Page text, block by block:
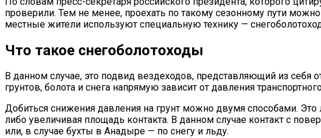
проверили. Тем не менее, проехать по такому сезонному пути
местные жители используют специальную технику —
Что такое снегоболотоходы
В данном случае, это подвид вездеходов, представляющий из себя
грунтов, болота и снега напрямую зависит от давления
Добиться снижения давления на грунт можно двумя способами.
либо увеличивая площадь контакта. В данном случае контакт с
или, в случае бухты в Анадыре — по снегу и льду.